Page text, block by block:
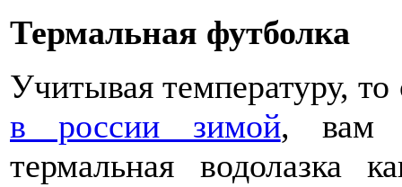
Термальная футболка
Учитывая температуру,
в россии зимой, вам
термальная